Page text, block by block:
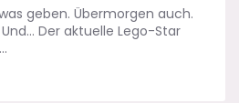
geben. Übermorgen auch.
Der aktuelle Lego-Star